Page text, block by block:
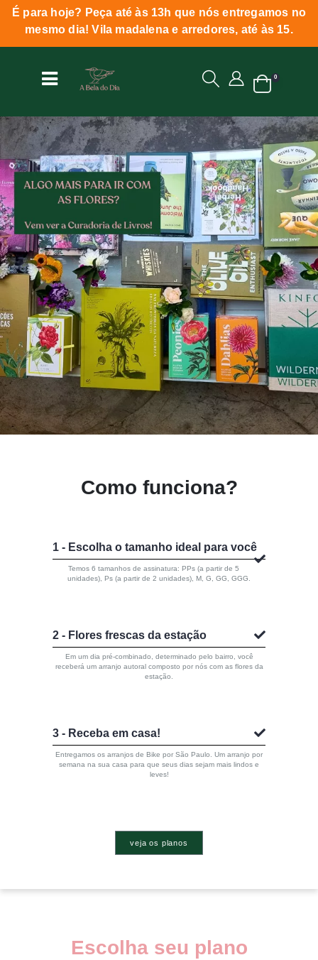
É para hoje? Peça até às 13h que nós entregamos no
mesmo dia! Vila madalena e arredores, até às 15.
0
Como funciona?
1 - Escolha o tamanho ideal para você
Temos 6 tamanhos de assinatura: PPs (a partir de 5
unidades), Ps (a partir de 2 unidades), M, G, GG, GGG.
2 - Flores frescas da estação
Em um dia pré-combinado, determinado pelo bairro, você
receberá um arranjo autoral composto por nós com as flores da
estação.
3 - Receba em casa!
Entregamos os arranjos de Bike por São Paulo. Um arranjo por
semana na sua casa para que seus dias sejam mais lindos e
leves!
veja os planos
Escolha seu plano